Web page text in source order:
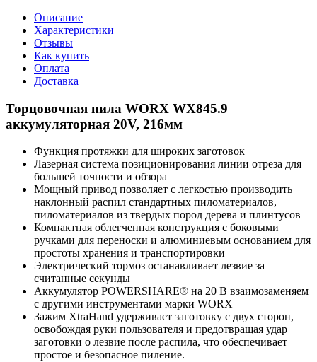
Описание
Характеристики
Отзывы
Как купить
Оплата
Доставка
Торцовочная пила WORX WX845.9
аккумуляторная 20V, 216мм
Функция протяжки для широких заготовок
Лазерная система позиционирования линии отреза для
большей точности и обзора
Мощный привод позволяет с легкостью производить
наклонный распил стандартных пиломатериалов,
пиломатериалов из твердых пород дерева и плинтусов
Компактная облегченная конструкция с боковыми
ручками для переноски и алюминиевым основанием для
простоты хранения и транспортировки
Электрический тормоз останавливает лезвие за
считанные секунды
Аккумулятор POWERSHARE® на 20 В взаимозаменяем
с другими инструментами марки WORX
Зажим XtraHand удерживает заготовку с двух сторон,
освобождая руки пользователя и предотвращая удар
заготовки о лезвие после распила, что обеспечивает
простое и безопасное пиление.